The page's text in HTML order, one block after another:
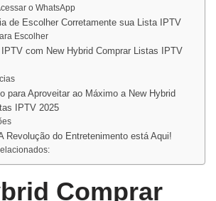
o WhatsApp
de Escolher Corretamente sua Lista IPTV
Escolher
com New Hybrid Comprar Listas IPTV
para Aproveitar ao Máximo a New Hybrid
IPTV 2025
Revolução do Entretenimento está Aqui!
Comprar